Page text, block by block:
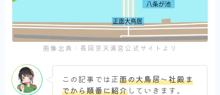
画像出典：長岡京天満宮公式サイトより
この記事では正面の大鳥居～社殿ま
でから順番に紹介していきます。